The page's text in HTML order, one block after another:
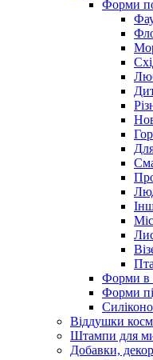
Форми
Форми в
Форми
Віддушки
Штампи для
Добавки, декор